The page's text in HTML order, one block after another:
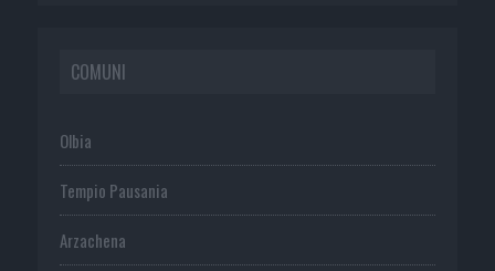
COMUNI
Olbia
Tempio Pausania
Arzachena